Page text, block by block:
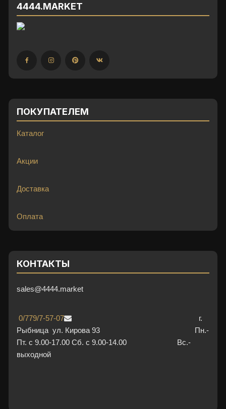
4444.MARKET
ПОКУПАТЕЛЕМ
Каталог
Акции
Доставка
Оплата
КОНТАКТЫ
sales@4444.market
0/779/7-57-07
г.
Рыбница ул. Кирова 93 Пн.-
Пт. с 9.00-17.00 Сб. с 9.00-14.00 Вс.-
выходной